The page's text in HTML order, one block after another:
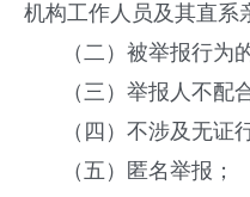
机构工作人员及其直系
（二）被举报行为
（三）举报人不配
（四）不涉及无证
（五）匿名举报；